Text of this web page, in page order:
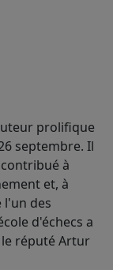
prolifique
septembre. Il
à
et, à
l'un des
d'échecs a
réputé Artur